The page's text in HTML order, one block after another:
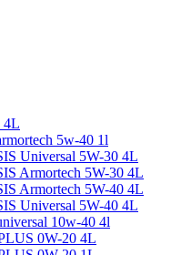
4L
5w-40 1l
Universal 5W-30 4L
Armortech 5W-30 4L
Armortech 5W-40 4L
Universal 5W-40 4L
10w-40 4l
0W-20 4L